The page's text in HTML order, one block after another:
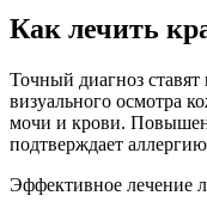
Как лечить
Точный диагноз
визуального осмотра
мочи и крови.
подтверждает
Эффективное лечение